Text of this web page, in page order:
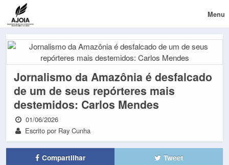
Menu
Jornalismo da Amazônia é desfalcado
de um de seus repórteres mais
destemidos: Carlos Mendes
01/06/2026
Escrito por Ray Cunha
Compartilhar
Tweet